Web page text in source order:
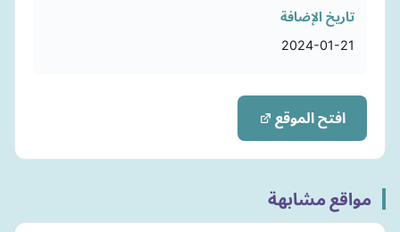
تاريخ الإضافة
2024-01-21
افتح الموقع
مواقع مشابهة